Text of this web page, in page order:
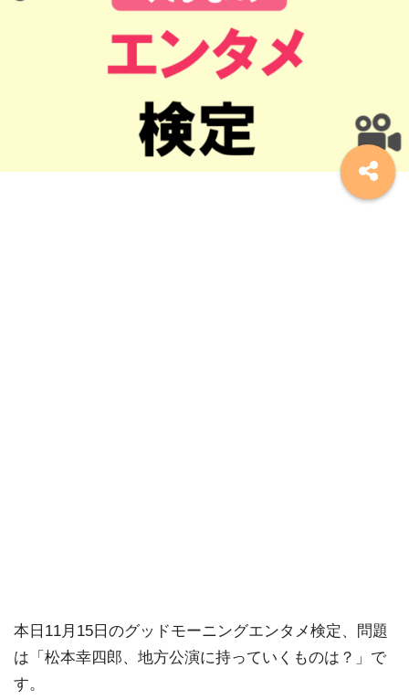
本日11月15日のグッドモーニングエンタメ検定、問題
は「松本幸四郎、地方公演に持っていくものは？」で
す。